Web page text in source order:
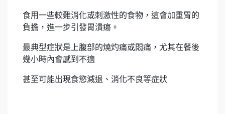
食用一些較難消化或刺激性的食物，這會加重胃的
負擔，進一步引發胃潰瘍。
最典型症狀是上腹部的燒灼痛或悶痛，尤其在餐後
幾小時內會感到不適
甚至可能出現食慾減退、消化不良等症狀